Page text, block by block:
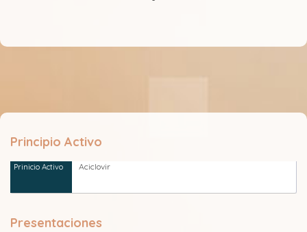
Principio Activo
Aciclovir
Presentaciones